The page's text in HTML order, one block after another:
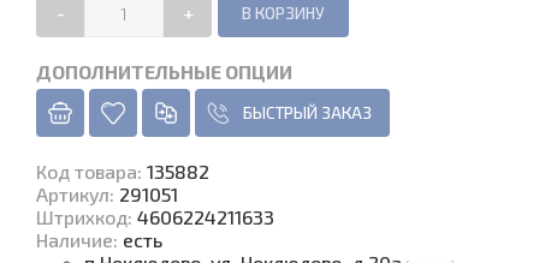
- +
ДОПОЛНИТЕЛЬНЫЕ ОПЦИИ
БЫСТРЫЙ ЗАКАЗ
Код товара: 135882
Артикул: 291051
Штрихкод: 4606224211633
Наличие: есть